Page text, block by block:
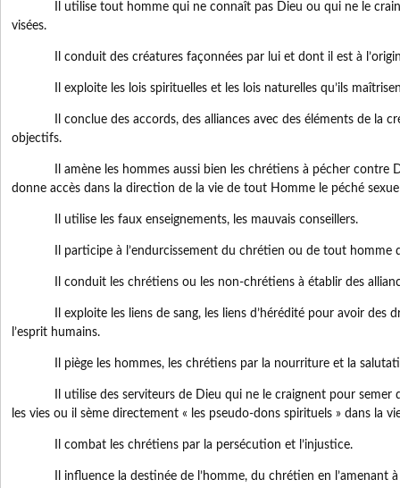
Il utilise tout homme qui ne connaît pas Dieu ou qui ne le craint
visées.
Il conduit des créatures façonnées par lui et dont il est à
Il exploite les lois spirituelles et les lois naturelles qu’ils
Il conclue des accords, des alliances avec des éléments de la
objectifs.
Il amène les hommes aussi bien les chrétiens à pécher contre
donne accès dans la direction de la vie de tout Homme le péché
Il utilise les faux enseignements, les mauvais conseillers.
Il participe à l’endurcissement du chrétien ou de tout homme
Il conduit les chrétiens ou les non-chrétiens à établir des
Il exploite les liens de sang, les liens d’hérédité pour avoir des
l’esprit humains.
Il piège les hommes, les chrétiens par la nourriture et la
Il utilise des serviteurs de Dieu qui ne le craignent pour semer
les vies ou il sème directement « les pseudo-dons spirituels » dans la
Il combat les chrétiens par la persécution et l’injustice.
Il influence la destinée de l’homme, du chrétien en l’amenant à